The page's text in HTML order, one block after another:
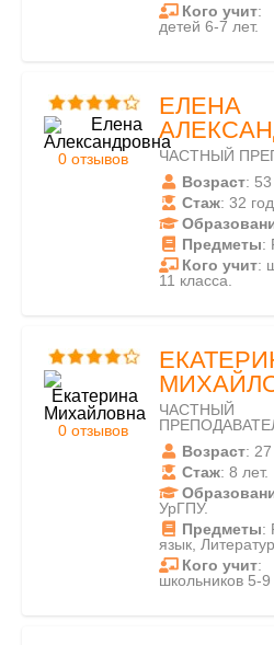
Кого учит:
детей 6-7 лет.
0 отзывов
ЕЛЕНА
ЧАСТНЫЙ
Возраст: 53
Стаж: 32
Предметы:
Кого учит:
11 класса.
0 отзывов
ЧАСТНЫЙ
Возраст: 27
Стаж: 8 лет.
УрГПУ.
Предметы:
язык,
Кого учит:
школьников 5-9